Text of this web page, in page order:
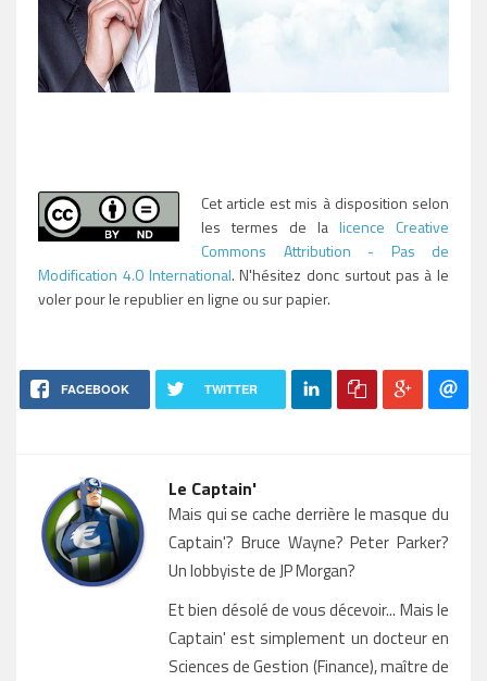
Cet article est mis à disposition selon
les termes de la licence Creative
Commons Attribution - Pas de
Modification 4.0 International. N'hésitez donc surtout pas à le
voler pour le republier en ligne ou sur papier.
FACEBOOK TWITTER
Le Captain'
Mais qui se cache derrière le masque du
Captain'? Bruce Wayne? Peter Parker?
Un lobbyiste de JP Morgan?
Et bien désolé de vous décevoir... Mais le
Captain' est simplement un docteur en
Sciences de Gestion (Finance), maître de